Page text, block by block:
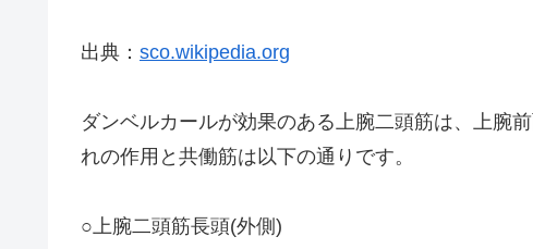
出典： sco.wikipedia.org
ダンベルカールが効果のある上腕二頭筋は、上腕
れの作用と共働筋は以下の通りです。
○上腕二頭筋長頭(外側)